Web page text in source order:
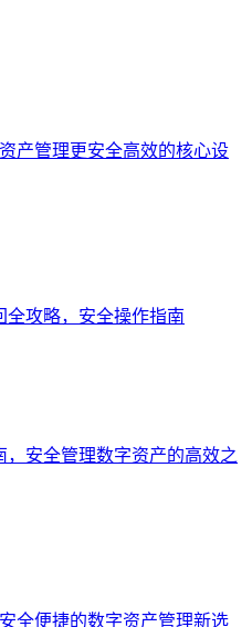
产管理更安全高效的核心设
全攻略，安全操作指南
安全管理数字资产的高效之
全便捷的数字资产管理新选